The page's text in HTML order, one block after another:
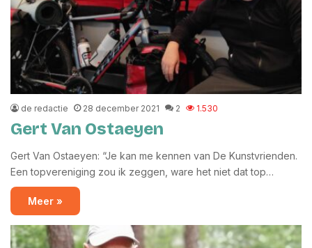
de redactie 28 december 2021 2 1.530
Gert Van Ostaeyen
Gert Van Ostaeyen: “Je kan me kennen van De Kunstvrienden.
Een topvereniging zou ik zeggen, ware het niet dat top…
Meer »